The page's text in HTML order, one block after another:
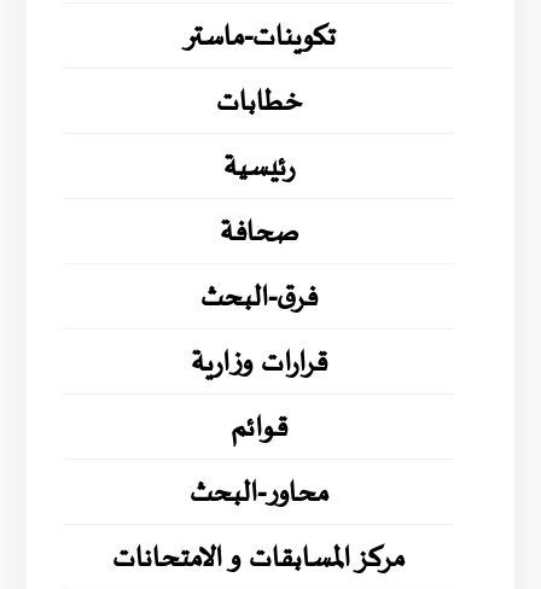
تكوينات-ماستر
خطابات
رئيسية
صحافة
فرق-البحث
قرارات وزارية
قوائم
محاور-البحث
مركز المسابقات و الامتحانات